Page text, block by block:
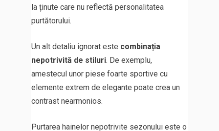
la ținute care nu reflectă personalitatea
purtătorului.
Un alt detaliu ignorat este combinația
nepotrivită de stiluri. De exemplu,
amestecul unor piese foarte sportive cu
elemente extrem de elegante poate crea un
contrast nearmonios.
Purtarea hainelor nepotrivite sezonului este o